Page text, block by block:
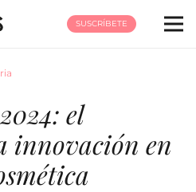
SUSCRÍBETE
el
innovación en